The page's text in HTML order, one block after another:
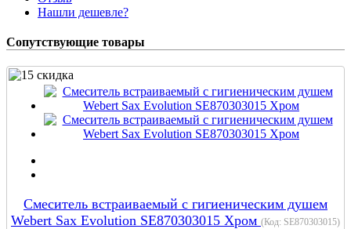
Нашли дешевле?
Сопутствующие товары
Смеситель встраиваемый с гигиеническим душем
Webert Sax Evolution SE870303015 Хром (Код: SE870303015)